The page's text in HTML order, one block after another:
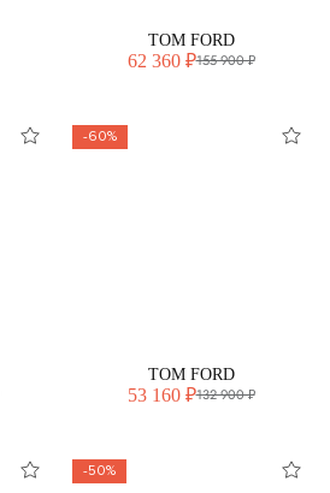
TOM FORD
62 360 ₽155 900 ₽
-60%
TOM FORD
53 160 ₽132 900 ₽
-50%